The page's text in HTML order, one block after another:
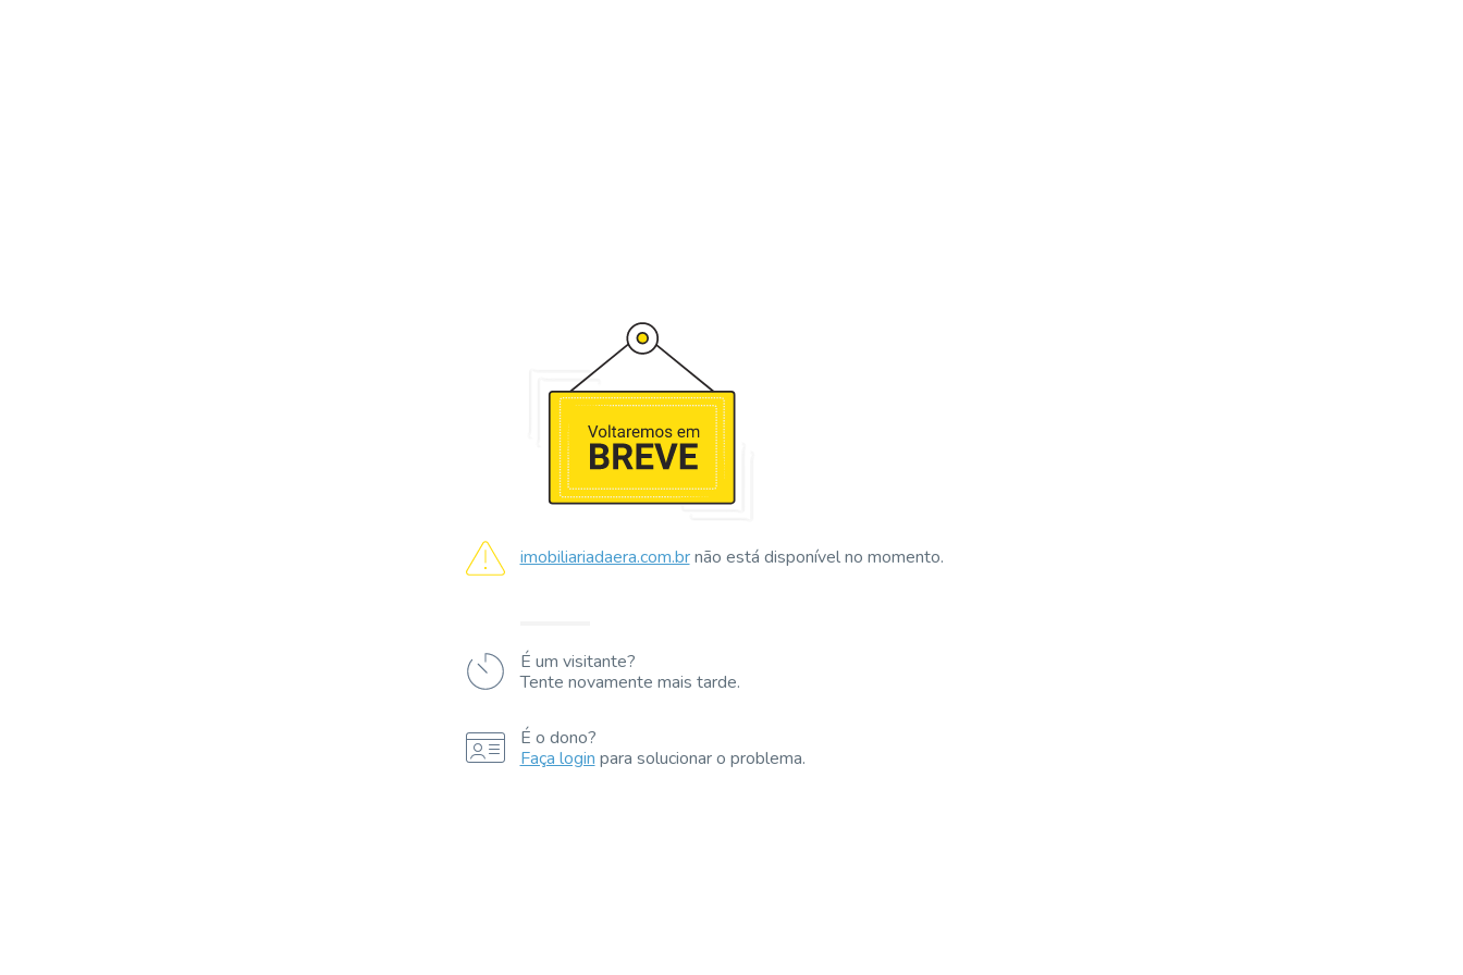
imobiliariadaera.com.brnão está disponível no momento.
É um visitante?
Tente novamente mais tarde.
É o dono?
Faça login para solucionar o problema.